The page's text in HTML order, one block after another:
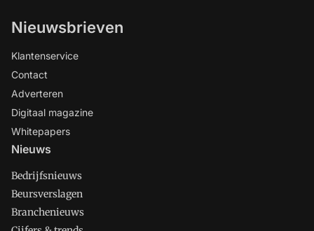
Nieuwsbrieven
Klantenservice
Contact
Adverteren
Digitaal magazine
Whitepapers
Nieuws
Bedrijfsnieuws
Beursverslagen
Branchenieuws